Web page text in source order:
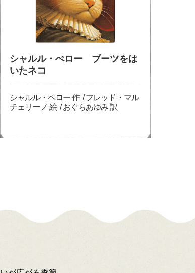
シャルル・ぺロー ブーツをは
いたネコ
シャルル・ペロー 作 / フレッド・マル
チェリーノ 絵 / おぐらあゆみ 訳